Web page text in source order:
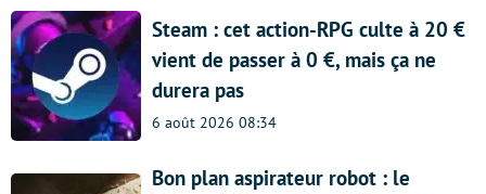
Steam : cet action-RPG culte à 20 €
vient de passer à 0 €, mais ça ne
durera pas
6 août 2026 08:34
Bon plan aspirateur robot : le